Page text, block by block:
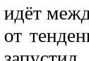
идёт
от